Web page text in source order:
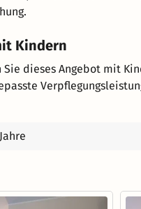
Kindern
Sie dieses Angebot mit